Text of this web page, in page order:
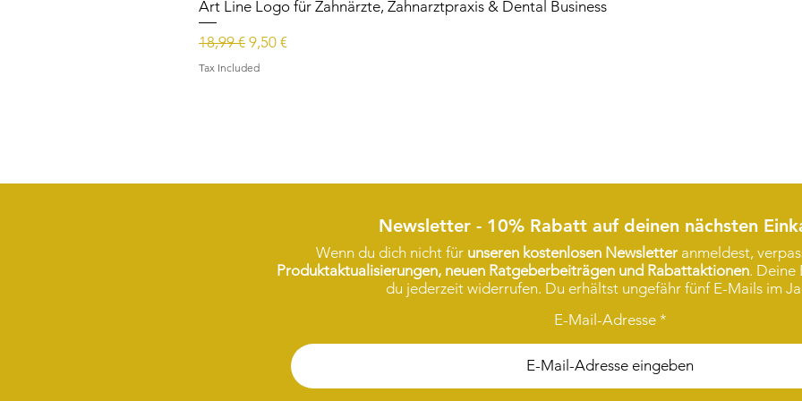
Art Line Logo für Zahnärzte, Zahnarztpraxis & Dental Business
Regular Price
18,99 € Sale Price
9,50 €
Tax Included
Newsletter - 10% Rabatt auf deinen nächsten
Wenn du dich nicht für unseren kostenlosen Newsletter anmeldest,
Produktaktualisierungen, neuen Ratgeberbeiträgen und Rabattaktionen. Deine
du jederzeit widerrufen. Du erhältst ungefähr fünf E-Mails im
E-Mail-Adresse